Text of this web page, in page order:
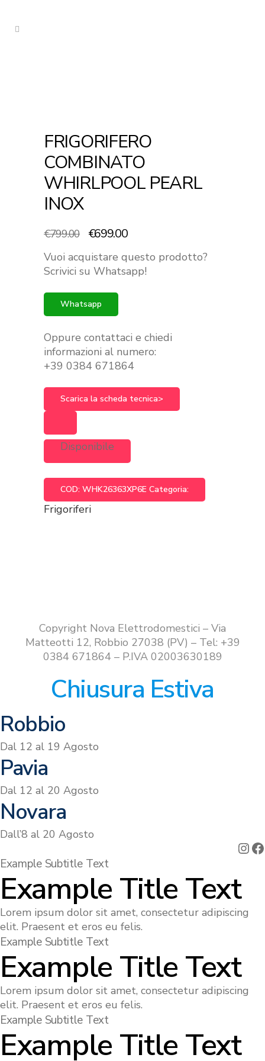
FRIGORIFERO
COMBINATO
WHIRLPOOL PEARL
INOX
€799.00
Il
originale
era:
€799.00.
€699.00Il
attuale
è:
Vuoi acquistare questo prodotto?
Scrivici su Whatsapp!
Whatsapp
Oppure contattaci e chiedi
informazioni al numero:
+39 0384 671864
Scarica la scheda tecnica>
Disponibile
COD: WHK26363XP6E Categoria:
Frigoriferi
Copyright Nova Elettrodomestici – Via
Matteotti 12, Robbio 27038 (PV) – Tel: +39
0384 671864 – P.IVA 02003630189
Chiusura Estiva
Robbio
Dal 12 al 19 Agosto
Pavia
Dal 12 al 20 Agosto
Novara
Dall’8 al 20 Agosto
Example Subtitle Text
Example Title Text
Lorem ipsum dolor sit amet, consectetur adipiscing
elit. Praesent et eros eu felis.
Example Subtitle Text
Example Title Text
Lorem ipsum dolor sit amet, consectetur adipiscing
elit. Praesent et eros eu felis.
Example Subtitle Text
Example Title Text